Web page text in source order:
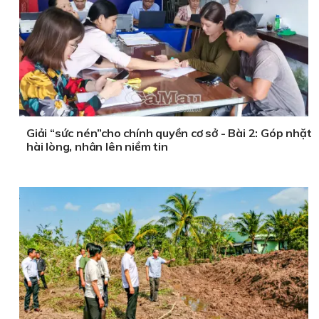
Giải “sức nén”cho chính quyền cơ sở - Bài 2: Góp nhặt
hài lòng, nhân lên niềm tin